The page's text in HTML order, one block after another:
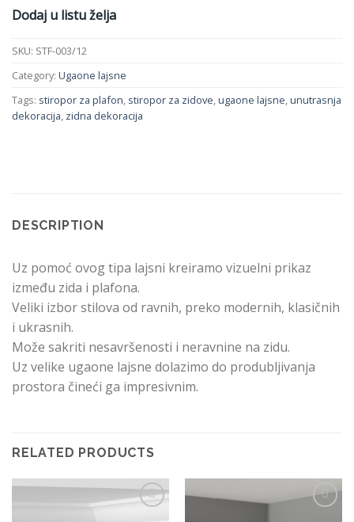
Dodaj u listu želja
SKU: STF-003/12
Category: Ugaone lajsne
Tags: stiropor za plafon, stiropor za zidove,ugaone lajsne,unutrasnja
dekoracija, zidna dekoracija
DESCRIPTION
Uz pomoć ovog tipa lajsni kreiramo vizuelni prikaz
između zida i plafona.
Veliki izbor stilova od ravnih, preko modernih, klasičnih
i ukrasnih.
Može sakriti nesavršenosti i neravnine na zidu.
Uz velike ugaone lajsne dolazimo do produbljivanja
prostora čineći ga impresivnim.
RELATED PRODUCTS